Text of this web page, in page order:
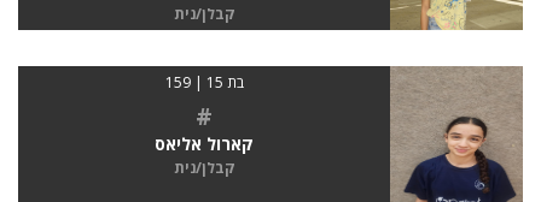
קבלן/נית
בת 15 | 159
#
קארול אליאס
קבלן/נית